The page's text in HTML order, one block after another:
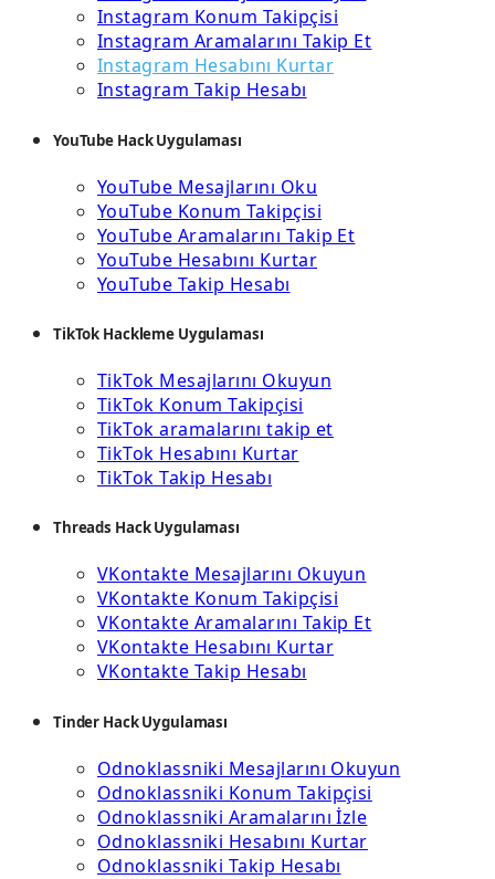
Instagram Konum Takipçisi
Instagram Aramalarını Takip Et
Instagram Hesabını Kurtar
Instagram Takip Hesabı
YouTube Hack Uygulaması
YouTube Mesajlarını Oku
YouTube Konum Takipçisi
YouTube Aramalarını Takip Et
YouTube Hesabını Kurtar
YouTube Takip Hesabı
TikTok Hackleme Uygulaması
TikTok Mesajlarını Okuyun
TikTok Konum Takipçisi
TikTok aramalarını takip et
TikTok Hesabını Kurtar
TikTok Takip Hesabı
Threads Hack Uygulaması
VKontakte Mesajlarını Okuyun
VKontakte Konum Takipçisi
VKontakte Aramalarını Takip Et
VKontakte Hesabını Kurtar
VKontakte Takip Hesabı
Tinder Hack Uygulaması
Odnoklassniki Mesajlarını Okuyun
Odnoklassniki Konum Takipçisi
Odnoklassniki Aramalarını İzle
Odnoklassniki Hesabını Kurtar
Odnoklassniki Takip Hesabı